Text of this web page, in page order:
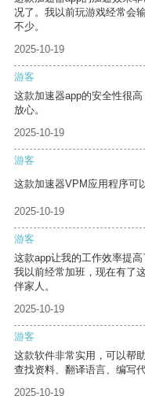
况了。我以前玩游戏经常会
不少。
2025-10-19
游客
这款加速器app的安全性很
放心。
2025-10-19
游客
这款加速器VPM应用程序可
2025-10-19
游客
这款app让我的工作效率提
我以前经常加班，现在有了
伴家人。
2025-10-19
游客
这款软件非常实用，可以帮
查找资料、翻译语言、编写代
2025-10-19